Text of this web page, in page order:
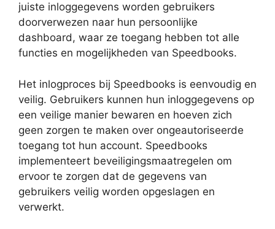
juiste inloggegevens worden gebruikers
doorverwezen naar hun persoonlijke
dashboard, waar ze toegang hebben tot alle
functies en mogelijkheden van Speedbooks.
Het inlogproces bij Speedbooks is eenvoudig en
veilig. Gebruikers kunnen hun inloggegevens op
een veilige manier bewaren en hoeven zich
geen zorgen te maken over ongeautoriseerde
toegang tot hun account. Speedbooks
implementeert beveiligingsmaatregelen om
ervoor te zorgen dat de gegevens van
gebruikers veilig worden opgeslagen en
verwerkt.